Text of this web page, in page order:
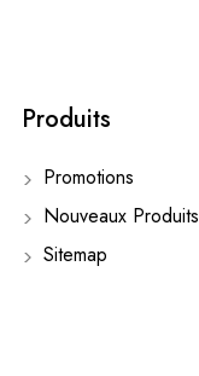
Produits
Promotions
Nouveaux Produits
Sitemap